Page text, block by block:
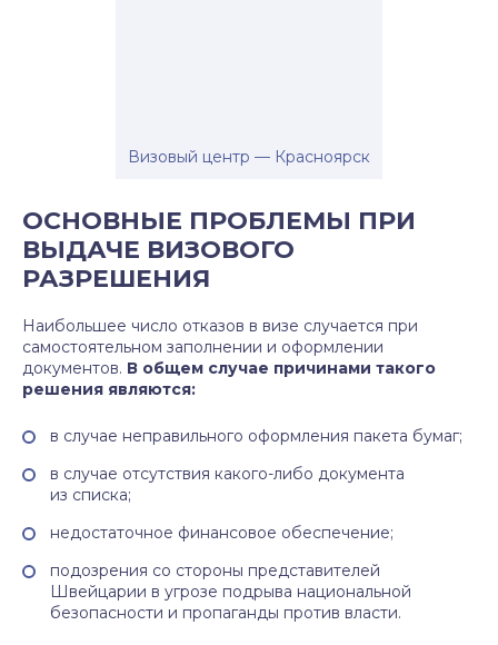
Визовый центр — Красноярск
ОСНОВНЫЕ ПРОБЛЕМЫ ПРИ
ВЫДАЧЕ ВИЗОВОГО
РАЗРЕШЕНИЯ
Наибольшее число отказов в визе случается при
самостоятельном заполнении и оформлении
документов. В общем случае причинами такого
решения являются:
в случае неправильного оформления пакета бумаг;
в случае отсутствия какого-либо документа
из списка;
недостаточное финансовое обеспечение;
подозрения со стороны представителей
Швейцарии в угрозе подрыва национальной
безопасности и пропаганды против власти.